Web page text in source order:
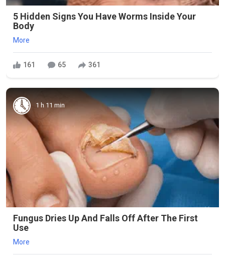
5 Hidden Signs You Have Worms Inside Your
Body
More
161 65 361
1 h 11 min
Fungus Dries Up And Falls Off After The First
Use
More